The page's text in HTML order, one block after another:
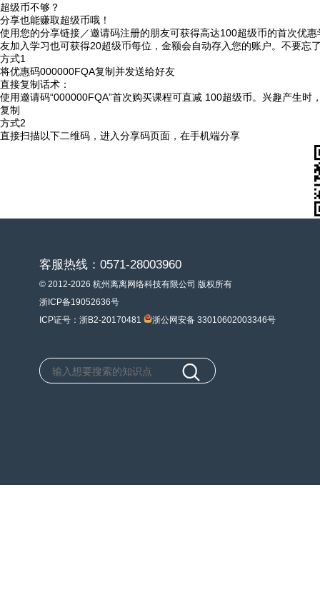
超级币不够？
分享也能赚取超级币哦！
使用您的分享链接／邀请码注册的朋友可获得高达100超级币的首次优
友加入学习也可获得20超级币每位，金额会自动存入您的账户。不要忘
方式1
将优惠码000000FQA复制并发送给好友
直接复制话术：
使用邀请码“000000FQA”首次购买课程可直减 100超级币。兴趣产生时
复制
方式2
直接扫描以下二维码，进入分享码页面，在手机端分享
客服热线：0571-28003960
© 2012-2026 杭州离离网络科技有限公司 版权所有
浙ICP备19052636号
ICP证号：浙B2-20170481
浙公网安备 33010602003346号